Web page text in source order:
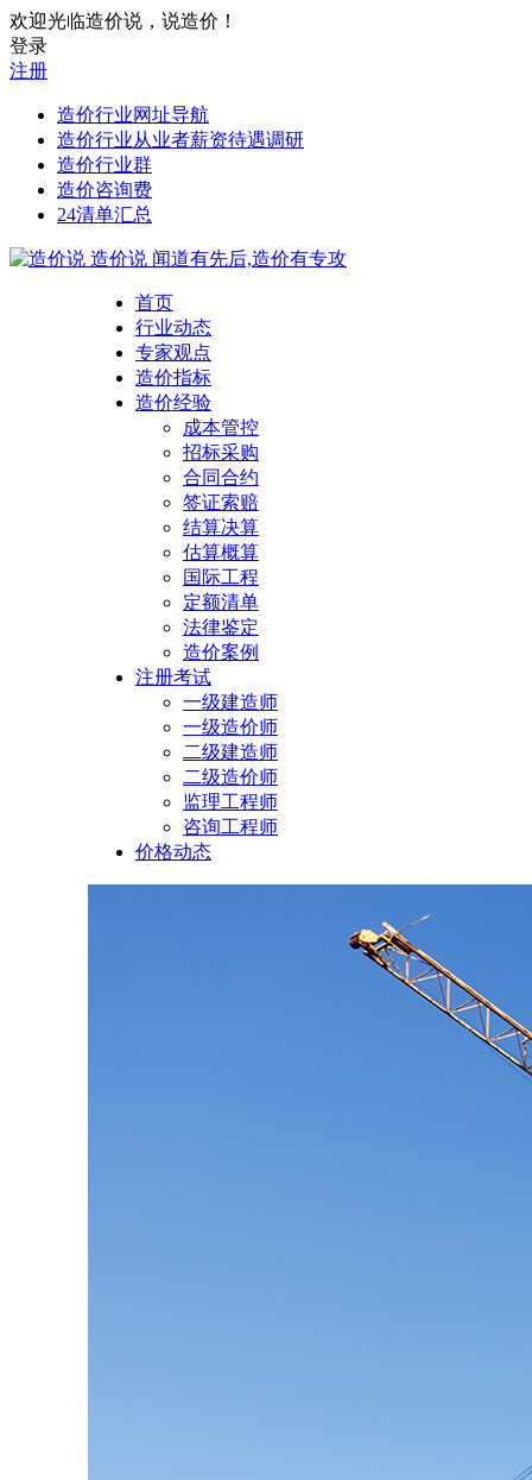
欢迎光临造价说，说造价！
登录
注册
造价行业网址导航
造价行业从业者薪资待遇调研
造价行业群
造价咨询费
24清单汇总
造价说 闻道有先后,造价有专攻
首页
行业动态
专家观点
造价指标
造价经验
成本管控
招标采购
合同合约
签证索赔
结算决算
估算概算
国际工程
定额清单
法律鉴定
造价案例
注册考试
一级建造师
一级造价师
二级建造师
二级造价师
监理工程师
咨询工程师
价格动态